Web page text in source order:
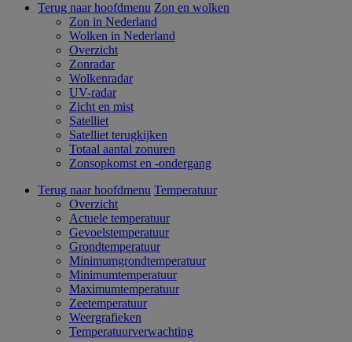
Terug naar hoofdmenu Zon en wolken
Zon in Nederland
Wolken in Nederland
Overzicht
Zonradar
Wolkenradar
UV-radar
Zicht en mist
Satelliet
Satelliet terugkijken
Totaal aantal zonuren
Zonsopkomst en -ondergang
Terug naar hoofdmenu Temperatuur
Overzicht
Actuele temperatuur
Gevoelstemperatuur
Grondtemperatuur
Minimumgrondtemperatuur
Minimumtemperatuur
Maximumtemperatuur
Zeetemperatuur
Weergrafieken
Temperatuurverwachting